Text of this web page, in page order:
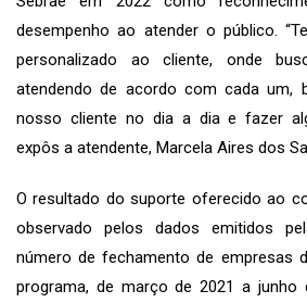
desempenho ao atender o público.
personalizado ao cliente, onde
atendendo de acordo com cada um,
nosso cliente no dia a dia e fazer
expôs a atendente, Marcela Aires dos
O resultado do suporte oferecido ao
observado pelos dados emitidos
número de fechamento de empresas
programa, de março de 2021 a junho